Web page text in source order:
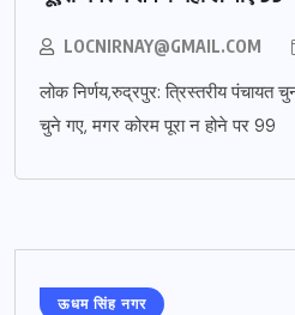
LOCNIRNAY@GMAIL.COM
लोक निर्णय,रुद्रपुर: त्रिस्तरीय पंचायत
चुने गए, मगर कोरम पूरा न होने पर 99
ऊधम सिंह नगर